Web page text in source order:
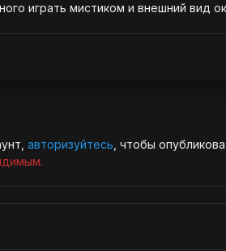
играть мистиком и внешний вид
авторизуйтесь , чтобы